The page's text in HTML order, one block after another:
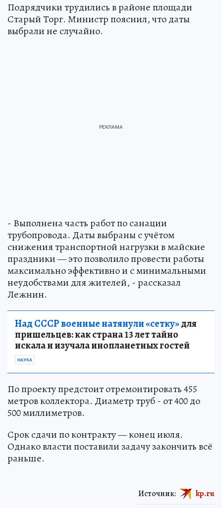
Подрядчики трудились в районе площади
Старый Торг. Министр пояснил, что даты
выбрали не случайно.
- Выполнена часть работ по санации
трубопровода. Даты выбраны с учётом
снижения транспортной нагрузки в майские
праздники — это позволило провести работы
максимально эффективно и с минимальными
неудобствами для жителей, - рассказал
Лежнин.
Над СССР военные натянули «сетку»для
пришельцев: как страна 13 лет тайно
искала и изучала инопланетных гостей
НАУКА
По проекту предстоит отремонтировать 455
метров коллектора. Диаметр труб - от 400 до
500 миллиметров.
Срок сдачи по контракту — конец июля.
Однако власти поставили задачу закончить всё
раньше.
Источник: kp.ru